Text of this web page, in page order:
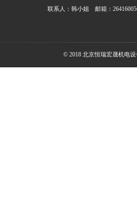
联系人：韩小姐 邮箱：
© 2018 北京恒瑞宏晟机电